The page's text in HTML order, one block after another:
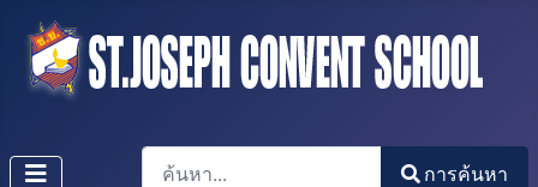
การค้นหา
การค้นหา